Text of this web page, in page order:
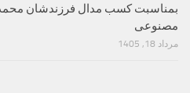
بمناسبت کسب مدال فرزندشان
مصنوعی
مرداد 18, 1405